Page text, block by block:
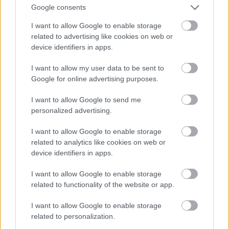
Google consents
I want to allow Google to enable storage
related to advertising like cookies on web or
device identifiers in apps.
I want to allow my user data to be sent to
Google for online advertising purposes.
I want to allow Google to send me
personalized advertising.
I want to allow Google to enable storage
related to analytics like cookies on web or
device identifiers in apps.
I want to allow Google to enable storage
related to functionality of the website or app.
I want to allow Google to enable storage
related to personalization.
VAGY
p3d3str1an
12 éve
én suttyó vagyok, mert nekem fel sem tűnt a
sorrend-cserélgetés... igaz, nem is tudtam róla ;)
egyébként a sorozat kiváló, főleg a összehasonlítva